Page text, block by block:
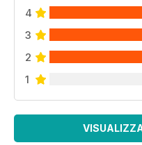
4
3
2
1